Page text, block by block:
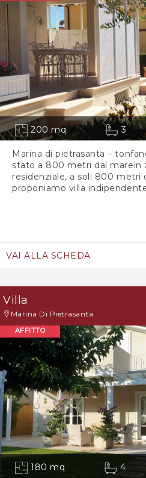
200 mq 3
Marina di pietrasanta –
stato a 800 metri dal marein
residenziale, a soli 800 metri
proponiamo villa
VAI ALLA SCHEDA
Villa
Marina Di Pietrasanta
AFFITTO
180 mq 4